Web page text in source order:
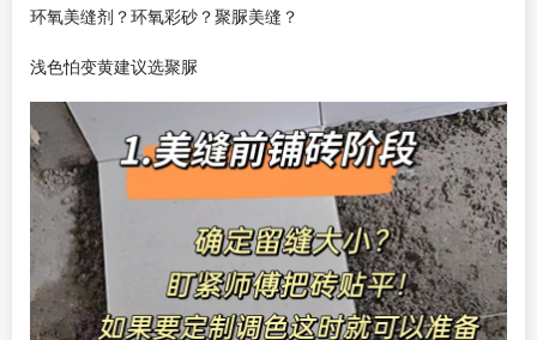
环氧美缝剂？环氧彩砂？聚脲美缝？
浅色怕变黄建议选聚脲